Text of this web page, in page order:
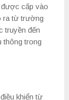
được cấp vào
ra từ trường
truyền đến
thông trong
khiển từ